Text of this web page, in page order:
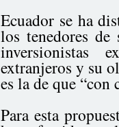
Ecuador se ha
los tenedores de
inversionistas
extranjeros y su
es la de que
Para esta